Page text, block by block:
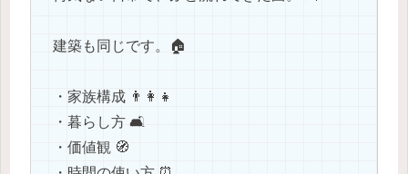
建築も同じです。🏠
・家族構成 👨‍👩‍👧
・暮らし方 🛋️
・価値観 🧭